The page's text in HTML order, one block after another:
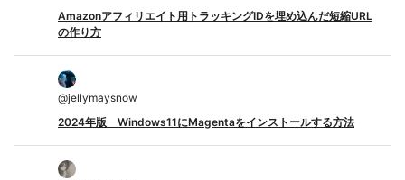
Amazonアフィリエイト用トラッキングIDを埋め込んだ短縮URL
の作り方
@jellymaysnow
2024年版 Windows11にMagentaをインストールする方法